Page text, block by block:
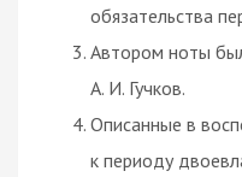
обязательства
Автором ноты
А. И. Гучков.
Описанные в
к периоду